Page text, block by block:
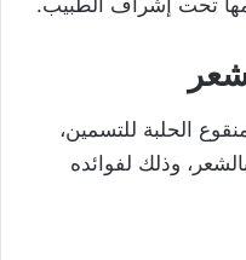
الحلبة للتسمين،
وذلك لفوائده